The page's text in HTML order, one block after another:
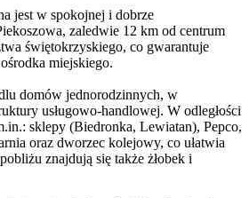
jest w spokojnej i dobrze
zaledwie 12 km od centrum
świętokrzyskiego, co gwarantuje
miejskiego.
domów jednorodzinnych, w
usługowo-handlowej. W odległości
sklepy (Biedronka, Lewiatan), Pepco,
oraz dworzec kolejowy, co ułatwia
znajdują się także żłobek i